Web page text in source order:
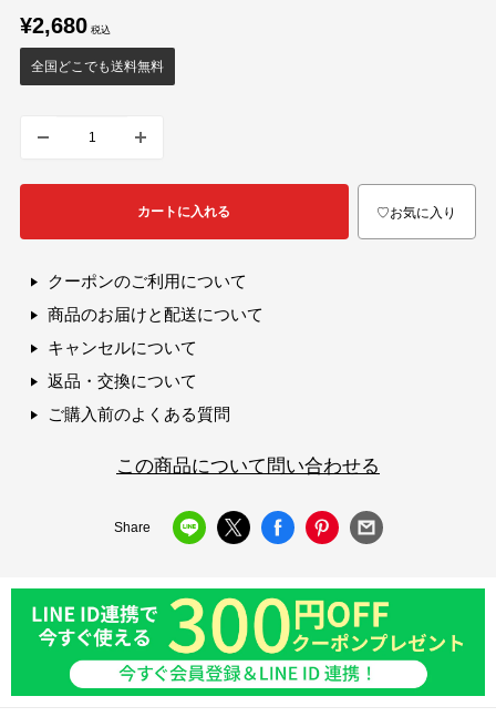
販
売
価
格
¥2,680
全国どこでも送料無料
カートに入れる ♡お気に入り
クーポンのご利用について
商品のお届けと配送について
キャンセルについて
返品・交換について
ご購入前のよくある質問
この商品について問い合わせる
Share